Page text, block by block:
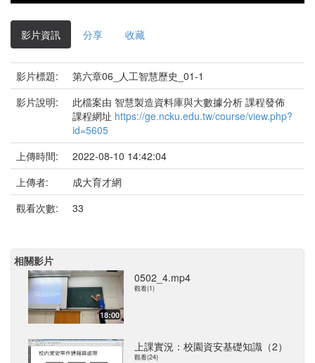
影片資訊 分享 收藏
影片標題:
第六章06_人工智慧歷史_01-1
影片說明:
此檔案由 智慧製造資料庫與大數據分析 課程發佈
課程網址 https://ge.ncku.edu.tw/course/view.php?
id=5605
上傳時間:
2022-08-10 14:42:04
上傳者:
成大育才網
觀看次數:
33
相關影片
18:00
0502_4.mp4
觀看(1)
上課實況：校園資安基礎知識（2）
觀看(24)